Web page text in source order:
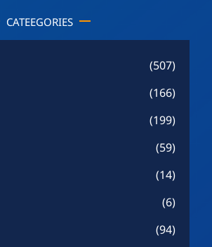
CATEEGORIES
(507)
(166)
(199)
(59)
(14)
(6)
(94)